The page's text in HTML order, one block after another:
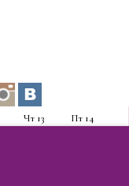
Чт 13 Пт 14